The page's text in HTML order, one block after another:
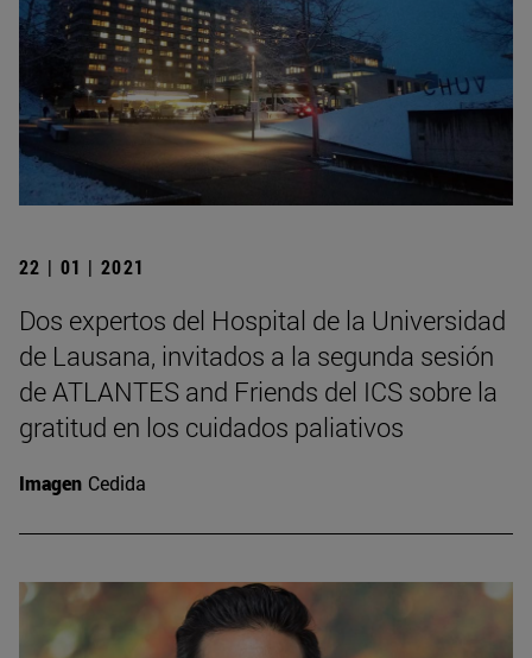
22 | 01 | 2021
Dos expertos del Hospital de la Universidad
de Lausana, invitados a la segunda sesión
de ATLANTES and Friends del ICS sobre la
gratitud en los cuidados paliativos
Imagen Cedida